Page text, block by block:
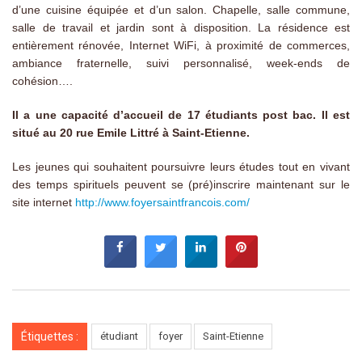
d’une cuisine équipée et d’un salon. Chapelle, salle commune,
salle de travail et jardin sont à disposition. La résidence est
entièrement rénovée, Internet WiFi, à proximité de commerces,
ambiance fraternelle, suivi personnalisé, week-ends de
cohésion….
Il a une capacité d’accueil de 17 étudiants post bac. Il est
situé au 20 rue Emile Littré à Saint-Etienne.
Les jeunes qui souhaitent poursuivre leurs études tout en vivant
des temps spirituels peuvent se (pré)inscrire maintenant sur le
site internet http://www.foyersaintfrancois.com/
Étiquettes : étudiant foyer Saint-Etienne